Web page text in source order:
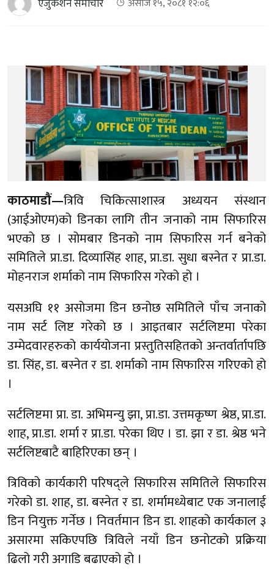
एजुकेशन समाचार असोज १५, २०८१ १२:०६
काठमाडौं—त्रिवि चिकित्साशास्त्र अध्ययन संस्थान
(आईओएम)को डिनका लागि तीन जनाको नाम सिफारिस
भएको छ । सोमबार डिनको नाम सिफारिस गर्न बनेको
समितिले प्रा.डा. दिव्यासिंह शाह, प्रा.डा. सुधा बस्नेत र प्रा.डा.
मोहनराज शर्माको नाम सिफारिस गरेको हो ।
यसअघि ११ असोजमा डिन छनोछ समितिले पाँच जनाको
नाम सर्ट लिष्ट गरेको छ । आइतबार सर्टलिष्टमा परेका
उम्मेदवारहरुको कार्ययोजना प्रस्तुतिसहितको अन्तर्वार्तापछि
डा. सिंह, डा. बस्नेत र डा. शर्माको नाम सिफारिस गरिएको हो
।
सर्टलिष्टमा प्रा. डा. अभिमन्यु झा, प्रा.डा. उत्तमकृष्ण श्रेष्ठ, प्रा.डा.
शाह, प्रा.डा. शर्मा र प्रा.डा. परेका थिए । डा. झा र डा. श्रेष्ठ भने
सर्टलिष्टबाटै बाहिरिएका छन् ।
त्रिविको कार्यकारी परिषद्ले सिफारिस समितिले सिफारिस
गरेको डा. शाह, डा. बस्नेत र डा. शर्मामध्येबाट एक जनालाई
डिन नियुक्त गर्नेछ । निवर्तमान डिन डा. शाहको कार्यकाल ३
असारमा सकिएपछि त्रिविले नयाँ डिन छनोटको प्रक्रिया
ढिलो गरी अगाडि बढाएको हो ।